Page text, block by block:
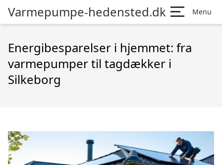
Varmepumpe-hedensted.dk Menu
Energibesparelser i hjemmet: fra
varmepumper til tagdækker i
Silkeborg